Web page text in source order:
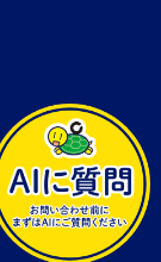
さい。 © 上社眼科